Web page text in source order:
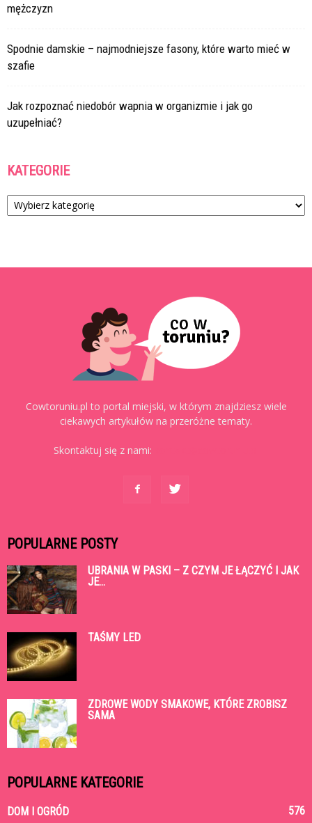
mężczyzn
Spodnie damskie – najmodniejsze fasony, które warto mieć w
szafie
Jak rozpoznać niedobór wapnia w organizmie i jak go
uzupełniać?
KATEGORIE
Kategorie
Cowtoruniu.pl to portal miejski, w którym znajdziesz wiele
ciekawych artykułów na przeróżne tematy.
Skontaktuj się z nami:
POPULARNE POSTY
UBRANIA W PASKI – Z CZYM JE ŁĄCZYĆ I JAK
JE...
TAŚMY LED
ZDROWE WODY SMAKOWE, KTÓRE ZROBISZ
SAMA
POPULARNE KATEGORIE
DOM I OGRÓD 576